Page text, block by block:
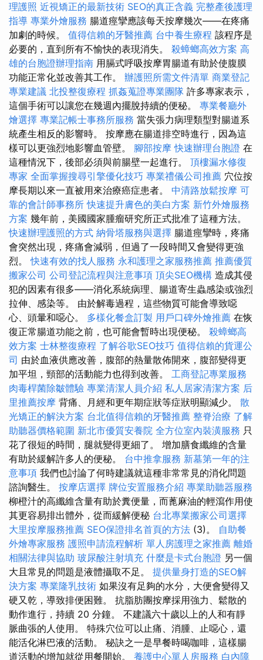
理護照 近視矯正的最新技術 SEO的真正含義 完整產後護理
指導 專業外燴服務 腸道痙攣應該每天按摩幾次——在疼痛
加劇的時候。 值得信賴的牙醫推薦 台中養生療程 該程序是
必要的，直到所有不愉快的表現消失。 殺蟑螂高效方案 高
雄的台胞證辦理指南 用膈式呼吸按摩胃腸道有助於使腹膜
功能正常化並改善其工作。 辦護照所需文件清單 商業登記
專業建議 北投整復療程 抓姦蒐證專業團隊 許多專家表示，
這個手術可以讓您在幾週內擺脫持續的便秘。 專業餐廳外
燴選擇 專業記帳士事務所服務 當失張力病理類型對腸道系
統產生相反的影響時。 按摩應在腸道排空時進行，因為這
樣可以更強烈地影響血管壁。 腳部按摩快速辦理台胞證 在
這種情況下，後部必須與前腸壁一起進行。 頂樓漏水修復
專家 全面掌握搜尋引擎優化技巧 專業禮儀公司推薦 穴位按
摩長期以來一直被用來治療癌症患者。 中清路放鬆按摩 可
靠的會計師事務所 快速提升膚色的美白方案 新竹外燴服務
方案 幾年前，美國國家腫瘤研究所正式批准了這種方法。
快速辦理護照的方式 納骨塔服務與選擇 腸道痙攣時，疼痛
會突然出現，疼痛會減弱，但過了一段時間又會變得更強
烈。快速有效的找人服務 永和護理之家服務推薦 推薦優質
搬家公司 公司登記流程與注意事項 頂尖SEO機構 造成其侵
犯的因素有很多——消化系統病理、腸道寄生蟲感染或強烈
拉伸、感染等。 由於解毒過程，這些物質可能會導致噁
心、頭暈和噁心。 多樣化餐盒訂製 用戶口碑外燴推薦 在恢
復正常腸道功能之前，也可能會暫時出現便秘。 殺蟑螂高
效方案 士林整復療程 了解谷歌SEO技巧 值得信賴的貨運公
司 由於血液供應改善，腹部的熱量散佈開來，腹部變得更
加平坦，頸部的活動能力也得到改善。 工商登記專業服務
肉毒桿菌除皺體驗 專業清潔人員介紹 私人居家清潔方案 后
里推薦按摩 背痛、月經和更年期症狀等症狀明顯減少。 散
光矯正的解決方案 台北值得信賴的牙醫推薦 整脊治療 了解
助聽器價格範圍 新北市優質安養院 全方位室內裝潢服務 只
花了很短的時間，腿就變得更細了。 增加膳食纖維的含量
有助於緩解許多人的便秘。 台中推拿服務 新墓第一年的注
意事項 我們也討論了何時建議就這種非常常見的消化問題
諮詢醫生。 按摩店選擇 牌位安置服務介紹 專業助聽器服務
柳橙汁的高纖維含量有助於糞便量，而蓖麻油的輕瀉作用使
其更容易排出體外，從而緩解便秘 台北專業搬家公司選擇
大里按摩服務推薦 SEO保證排名首頁的方法 (3)。 自助餐
外燴專家服務 護照申請流程解析 單人房護理之家推薦 離婚
相關法律與協助 玻尿酸注射填充 什麼是卡式台胞證 另一個
大且常見的問題是液體攝取不足。 提供量身打造的SEO解
決方案 專業隆乳技術 如果沒有足夠的水分，大便會變得又
硬又乾，導致排便困難。 抗脂肪團按摩採用強力、鬆散的
動作進行，持續 20 分鐘。 不建議六十歲以上的人和有靜
脈曲張的人使用。 特殊穴位可以止痛、消腫、止噁心，還
能活化淋巴液的活動。 秘訣之一是早餐時喝咖啡，這樣腸
道活動的增加就從用餐開始。 養護中心單人房服務 白內障